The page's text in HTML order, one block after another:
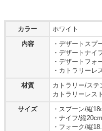
カラー
ホワイト
内容
・デザートスプ
・デザートナイ
・デザートフォ
・カトラリーレ
材質
カトラリー/ステ
カトラリーレス
サイズ
・スプーン/縦
・ナイフ/縦20cm
・フォーク/縦